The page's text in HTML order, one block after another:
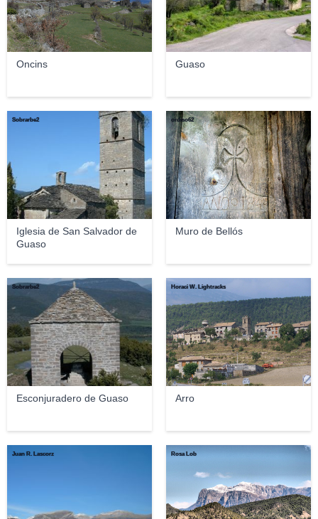
Oncins Guaso
Iglesia de San Salvador de
Guaso
Sobrarbe2
Muro de Bellós
ordiso62
Esconjuradero de Guaso
Sobrarbe2
Arro
Horaci W. Lightracks
Juan R. Lascorz Rosa Lob